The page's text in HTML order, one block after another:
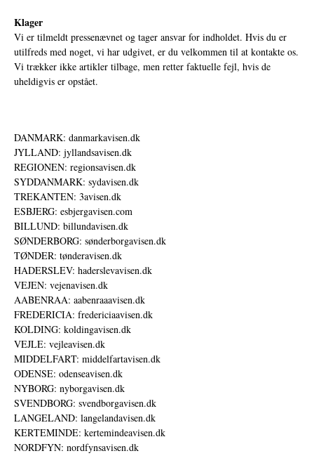
Klager
Vi er tilmeldt pressenævnet og tager ansvar for indholdet. Hvis du er
utilfreds med noget, vi har udgivet, er du velkommen til at kontakte os.
Vi trækker ikke artikler tilbage, men retter faktuelle fejl, hvis de
uheldigvis er opstået.
DANMARK: danmarkavisen.dk
JYLLAND: jyllandsavisen.dk
REGIONEN: regionsavisen.dk
SYDDANMARK: sydavisen.dk
TREKANTEN: 3avisen.dk
ESBJERG: esbjergavisen.com
BILLUND: billundavisen.dk
SØNDERBORG: sønderborgavisen.dk
TØNDER: tønderavisen.dk
HADERSLEV: haderslevavisen.dk
VEJEN: vejenavisen.dk
AABENRAA: aabenraaavisen.dk
FREDERICIA: fredericiaavisen.dk
KOLDING: koldingavisen.dk
VEJLE: vejleavisen.dk
MIDDELFART: middelfartavisen.dk
ODENSE: odenseavisen.dk
NYBORG: nyborgavisen.dk
SVENDBORG: svendborgavisen.dk
LANGELAND: langelandavisen.dk
KERTEMINDE: kertemindeavisen.dk
NORDFYN: nordfynsavisen.dk